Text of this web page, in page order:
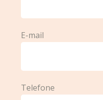
E-mail
Telefone